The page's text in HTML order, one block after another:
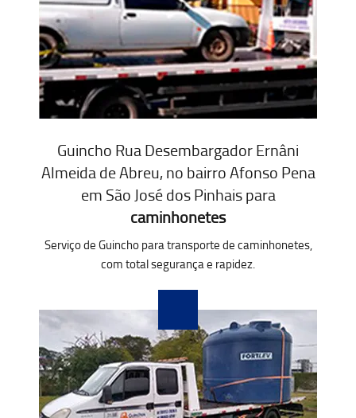
Guincho Rua Desembargador Ernâni
Almeida de Abreu, no bairro Afonso Pena
em São José dos Pinhais para
caminhonetes
Serviço de Guincho para transporte de caminhonetes,
com total segurança e rapidez.